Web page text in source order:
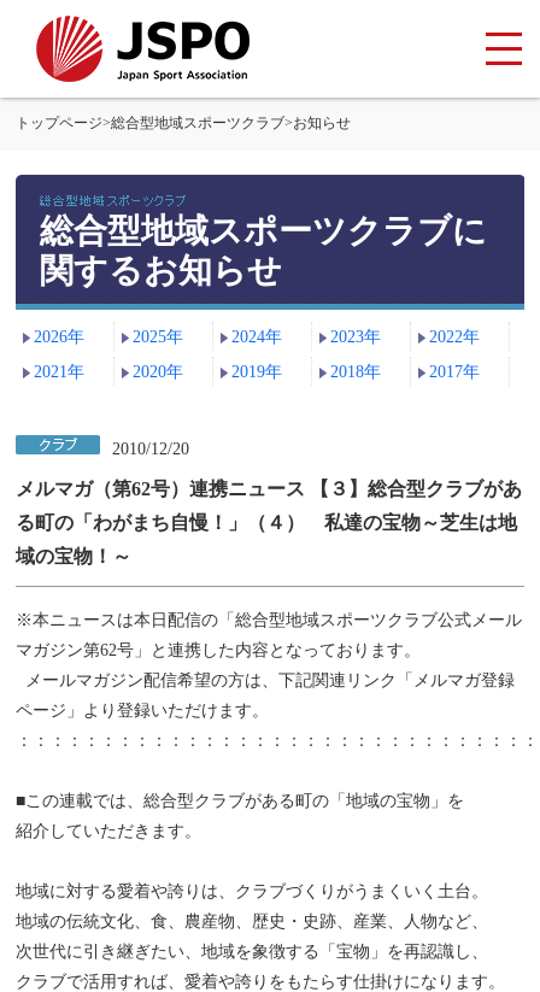
トップページ>総合型地域スポーツクラブ>お知らせ
総合型地域スポーツクラブに
関するお知らせ
2026年 2025年 2024年 2023年
2022年
2021年
2020年 2019年 2018年 2017年
2010/12/20
メルマガ（第62号）連携ニュース 【３】総合型クラブがあ
る町の「わがまち自慢！」（４） 私達の宝物～芝生は地
域の宝物！～
※本ニュースは本日配信の「総合型地域スポーツクラブ公式メール
マガジン第62号」と連携した内容となっております。
メールマガジン配信希望の方は、下記関連リンク「メルマガ登録
ページ」より登録いただけます。
：：：：：：：：：：：：：：：：：：：：：：：：：：：：：：
■この連載では、総合型クラブがある町の「地域の宝物」を
紹介していただきます。
地域に対する愛着や誇りは、クラブづくりがうまくいく土台。
地域の伝統文化、食、農産物、歴史・史跡、産業、人物など、
次世代に引き継ぎたい、地域を象徴する「宝物」を再認識し、
クラブで活用すれば、愛着や誇りをもたらす仕掛けになります。